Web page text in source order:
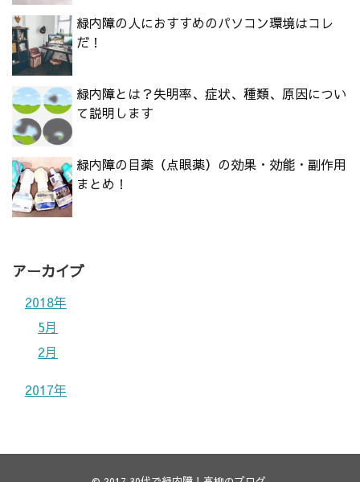
緑内障の人におすすめのパソコン環境はコレ
だ！
緑内障とは？失明率、症状、種類、原因につい
て説明します
緑内障の目薬（点眼薬）の効果・効能・副作用
まとめ！
アーカイブ
2018年
5月
2月
2017年